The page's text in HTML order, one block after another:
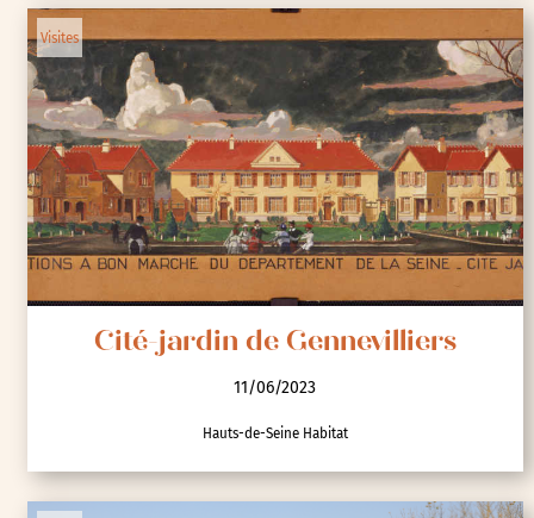
Journée pétanque-jardins
11/06/2023
La Boule Gervaisienne et la Ville du Pré-Saint-Gervais
Visites
Cité-jardin de Gennevilliers